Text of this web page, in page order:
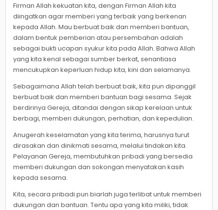
Firman Allah kekuatan kita, dengan Firman Allah kita
diingatkan agar memberi yang terbaik yang berkenan
kepada Allah. Mau berbuat baik dan memberi bantuan,
dalam bentuk pemberian atau persembahan adalah
sebagai bukti ucapan syukur kita pada Allah. Bahwa Allah
yang kita kenal sebagai sumber berkat, senantiasa
mencukupkan keperluan hidup kita, kini dan selamanya.
Sebagaimana Allah telah berbuat baik, kita pun dipanggil
berbuat baik dan memberi bantuan bagi sesama. Sejak
berdirinya Gereja, ditandai dengan sikap kerelaan untuk
berbagi, memberi dukungan, perhatian, dan kepedulian.
Anugerah keselamatan yang kita terima, harusnya turut
dirasakan dan dinikmati sesama, melalui tindakan kita.
Pelayanan Gereja, membutuhkan pribadi yang bersedia
memberi dukungan dan sokongan menyatakan kasih
kepada sesama.
Kita, secara pribadi pun biarlah juga terlibat untuk memberi
dukungan dan bantuan. Tentu apa yang kita miliki, tidak